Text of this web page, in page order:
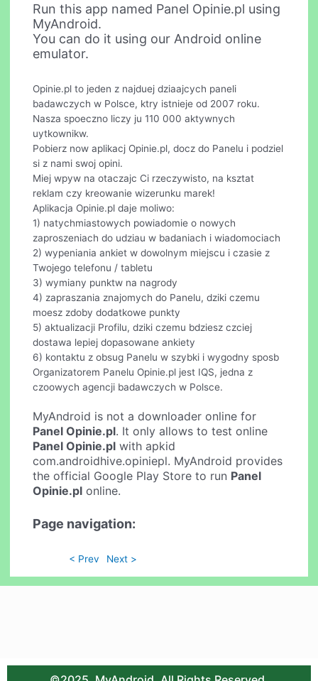
Run this app named Panel Opinie.pl using
MyAndroid.
You can do it using our Android online
emulator.
Opinie.pl to jeden z najduej dziaajcych paneli
badawczych w Polsce, ktry istnieje od 2007 roku.
Nasza spoeczno liczy ju 110 000 aktywnych
uytkownikw.
Pobierz now aplikacj Opinie.pl, docz do Panelu i podziel
si z nami swoj opini.
Miej wpyw na otaczajc Ci rzeczywisto, na ksztat
reklam czy kreowanie wizerunku marek!
Aplikacja Opinie.pl daje moliwo:
1) natychmiastowych powiadomie o nowych
zaproszeniach do udziau w badaniach i wiadomociach
2) wypeniania ankiet w dowolnym miejscu i czasie z
Twojego telefonu / tabletu
3) wymiany punktw na nagrody
4) zapraszania znajomych do Panelu, dziki czemu
moesz zdoby dodatkowe punkty
5) aktualizacji Profilu, dziki czemu bdziesz czciej
dostawa lepiej dopasowane ankiety
6) kontaktu z obsug Panelu w szybki i wygodny sposb
Organizatorem Panelu Opinie.pl jest IQS, jedna z
czoowych agencji badawczych w Polsce.
MyAndroid is not a downloader online for
Panel Opinie.pl. It only allows to test online
Panel Opinie.pl with apkid
com.androidhive.opiniepl. MyAndroid provides
the official Google Play Store to run Panel
Opinie.pl online.
Page navigation:
< Prev Next >